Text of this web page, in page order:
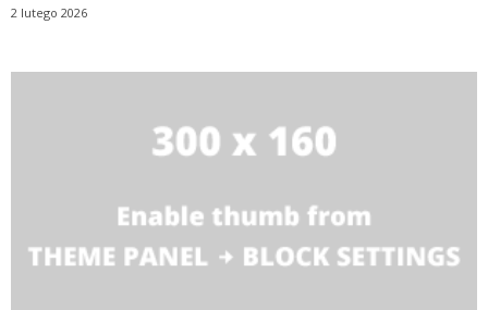
2 lutego 2026